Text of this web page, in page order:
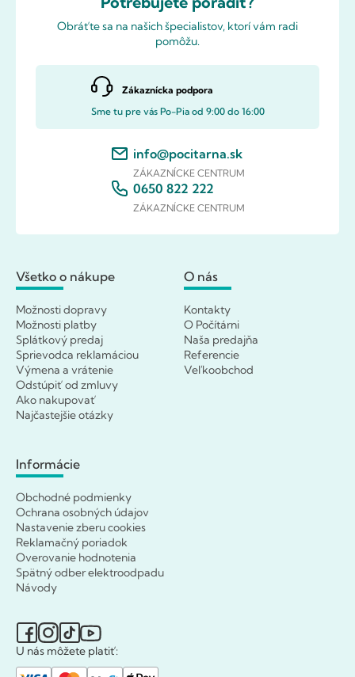
Obráťte sa na našich špecialistov, ktorí vám radi
pomôžu.
Zákaznícka podpora
Sme tu pre vás Po-Pia od 9:00 do 16:00
info@pocitarna.sk
ZÁKAZNÍCKE CENTRUM
0650 822 222
ZÁKAZNÍCKE CENTRUM
Všetko o nákupe
Možnosti dopravy
Možnosti platby
Splátkový predaj
Sprievodca reklamáciou
Výmena a vrátenie
Odstúpiť od zmluvy
Ako nakupovať
Najčastejšie otázky
O nás
Kontakty
O Počítárni
Naša predajňa
Referencie
Veľkoobchod
Informácie
Obchodné podmienky
Ochrana osobných údajov
Nastavenie zberu cookies
Reklamačný poriadok
Overovanie hodnotenia
Spätný odber elektroodpadu
Návody
U nás môžete platiť: